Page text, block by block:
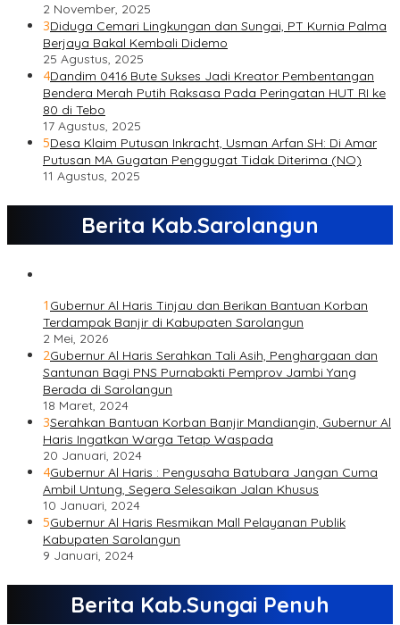
2 November, 2025
3Diduga Cemari Lingkungan dan Sungai, PT Kurnia Palma
Berjaya Bakal Kembali Didemo
25 Agustus, 2025
4Dandim 0416 Bute Sukses Jadi Kreator Pembentangan
Bendera Merah Putih Raksasa Pada Peringatan HUT RI ke
80 di Tebo
17 Agustus, 2025
5Desa Klaim Putusan Inkracht, Usman Arfan SH: Di Amar
Putusan MA Gugatan Penggugat Tidak Diterima (NO)
11 Agustus, 2025
Berita Kab.Sarolangun
1 Gubernur Al Haris Tinjau dan Berikan Bantuan Korban
Terdampak Banjir di Kabupaten Sarolangun
2 Mei, 2026
2Gubernur Al Haris Serahkan Tali Asih, Penghargaan dan
Santunan Bagi PNS Purnabakti Pemprov Jambi Yang
Berada di Sarolangun
18 Maret, 2024
3Serahkan Bantuan Korban Banjir Mandiangin, Gubernur Al
Haris Ingatkan Warga Tetap Waspada
20 Januari, 2024
4Gubernur Al Haris : Pengusaha Batubara Jangan Cuma
Ambil Untung, Segera Selesaikan Jalan Khusus
10 Januari, 2024
5Gubernur Al Haris Resmikan Mall Pelayanan Publik
Kabupaten Sarolangun
9 Januari, 2024
Berita Kab.Sungai Penuh